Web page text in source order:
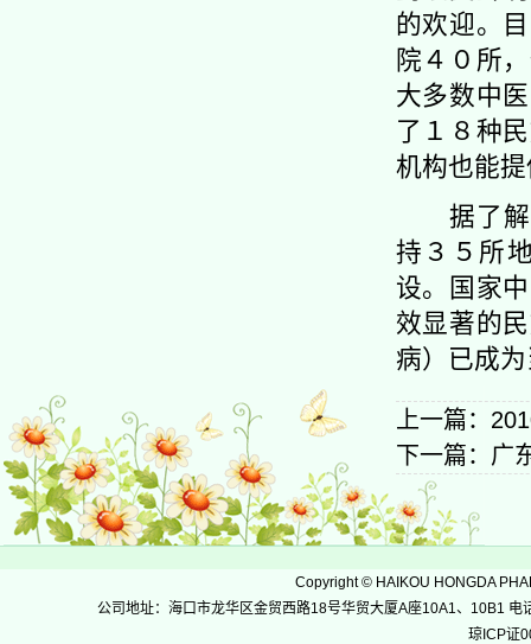
的欢迎。
院４０所
大多数中
了１８种
机构也能
据了解，
持３５所
设。国家
效显著的
病）已成
上一篇：
下一篇： 广
Copyright© HAIKOU HONGDA
公司地址：海口市龙华区金贸西路18号华贸大厦A座10A1、10B1
琼ICP证